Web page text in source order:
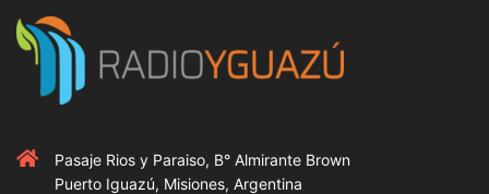
Pasaje Rios y Paraiso, B° Almirante Brown
Puerto Iguazú, Misiones, Argentina